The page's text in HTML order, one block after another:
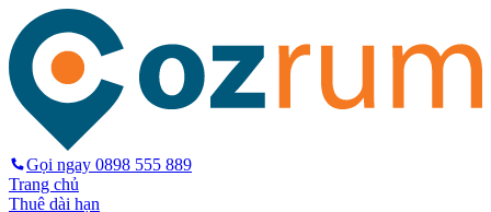
Gọi ngay 0898 555 889
Trang chủ
Thuê dài hạn